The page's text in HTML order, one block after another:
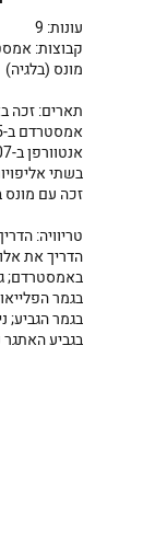
עונות: 9
קבוצות:
מונס (בלגיה)
תארים: זכה
זכה עם מונס
טריוויה:
הדריך את
באמסטרדם;
בגמר
בגמר הגביע;
בגביע